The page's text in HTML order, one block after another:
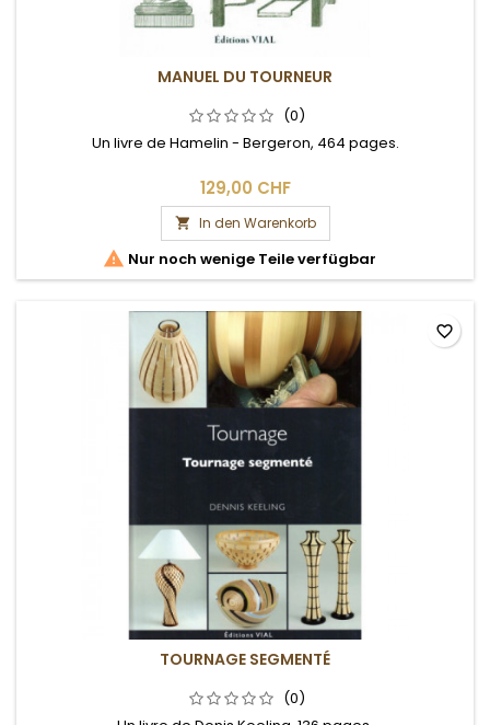
MANUEL DU TOURNEUR
(0)
Un livre de Hamelin - Bergeron, 464 pages.
129,00 CHF
 In den Warenkorb
 Nur noch wenige Teile verfügbar
TOURNAGE SEGMENTÉ
(0)
favorite_border